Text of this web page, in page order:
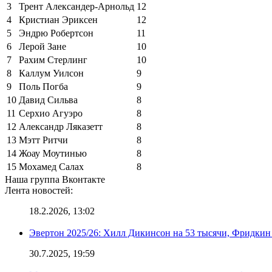
3
Трент Александер-Арнольд 12
4
Кристиан Эриксен
12
5
Эндрю Робертсон
11
6
Лерой Зане
10
7
Рахим Стерлинг
10
8
Каллум Уилсон
9
9
Поль Погба
9
10 Давид Сильва
8
11 Серхио Агуэро
8
12 Александр Ляказетт
8
13 Мэтт Ритчи
8
14 Жоау Моутинью
8
15 Мохамед Салах
8
Наша группа Вконтакте
Лента новостей:
18.2.2026, 13:02
Эвертон 2025/26: Хилл Дикинсон на 53 тысячи,
30.7.2025, 19:59